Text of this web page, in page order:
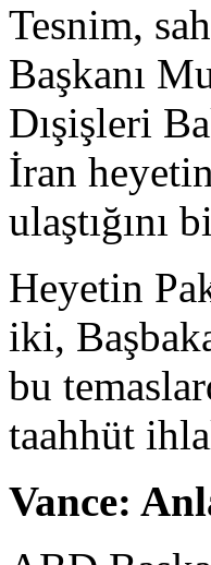
Tesnim,
Başkanı
Dışişleri
İran
ulaştığını
Heyetin
iki,
bu
taahhüt
Vance: